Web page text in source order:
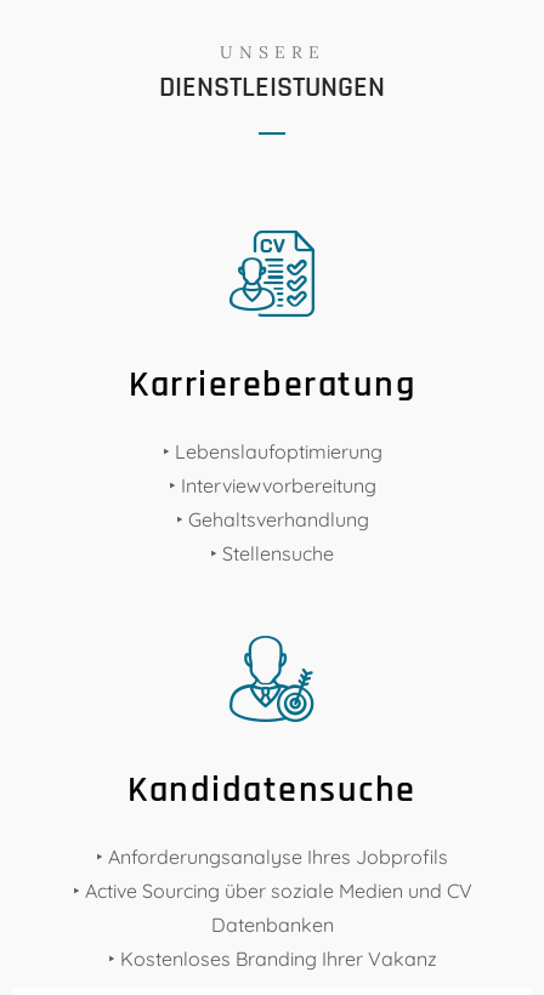
UNSERE
DIENSTLEISTUNGEN
Karriereberatung
‣ Lebenslaufoptimierung
‣ Interviewvorbereitung
‣ Gehaltsverhandlung
‣ Stellensuche
Kandidatensuche​
‣ Anforderungsanalyse Ihres Jobprofils
‣ Active Sourcing über soziale Medien und CV
Datenbanken
‣ Kostenloses Branding Ihrer Vakanz